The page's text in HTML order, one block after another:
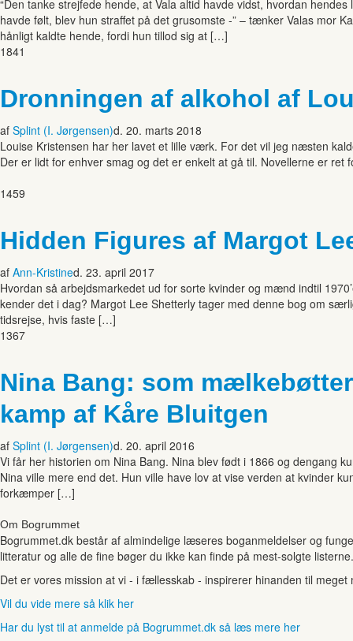
“Den tanke strejfede hende, at Vala altid havde vidst, hvordan
havde følt, blev hun straffet på det grusomste -” – tænker Valas mor
hånligt kaldte hende, fordi hun tillod sig at […]
1841
Dronningen af alkohol af
af Splint (I. Jørgensen)d. 20. marts 2018
Louise Kristensen har her lavet et lille værk. For det vil jeg næsten
Der er lidt for enhver smag og det er enkelt at gå til. Novellerne er
1459
Hidden Figures af Margot
af Ann-Kristined. 23. april 2017
Hvordan så arbejdsmarkedet ud for sorte kvinder og mænd indtil
kender det i dag? Margot Lee Shetterly tager med denne bog om
tidsrejse, hvis faste […]
1367
Nina Bang: som
kamp af Kåre Bluitgen
af Splint (I. Jørgensen)d. 20. april 2016
Vi får her historien om Nina Bang. Nina blev født i 1866 og dengang
Nina ville mere end det. Hun ville have lov at vise verden at kvinder
forkæmper […]
Om Bogrummet
Bogrummet.dk består af almindelige læseres boganmeldelser og
litteratur og alle de fine bøger du ikke kan finde på mest-solgte listerne.
Det er vores mission at vi - i fællesskab - inspirerer hinanden til
Vil du vide mere så klik her
Har du lyst til at anmelde på Bogrummet.dk så læs mere her